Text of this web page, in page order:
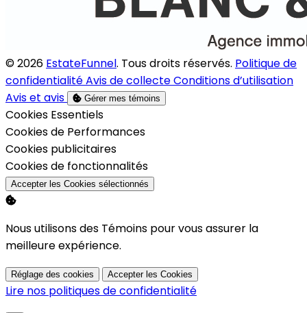
© 2026 EstateFunnel. Tous droits réservés. Politique de
confidentialitéAvis de collecteConditions d’utilisation
Avis et avis
Gérer mes témoins
Activer
Cookies Essentiels
Activer
Cookies de Performances
Activer
Cookies publicitaires
Activer
Cookies de fonctionnalités
Accepter les Cookies sélectionnés
Nous utilisons des Témoins pour vous assurer la
meilleure expérience.
Réglage des cookies Accepter les Cookies
Lire nos politiques de confidentialité